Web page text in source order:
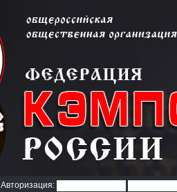
Авторизация: